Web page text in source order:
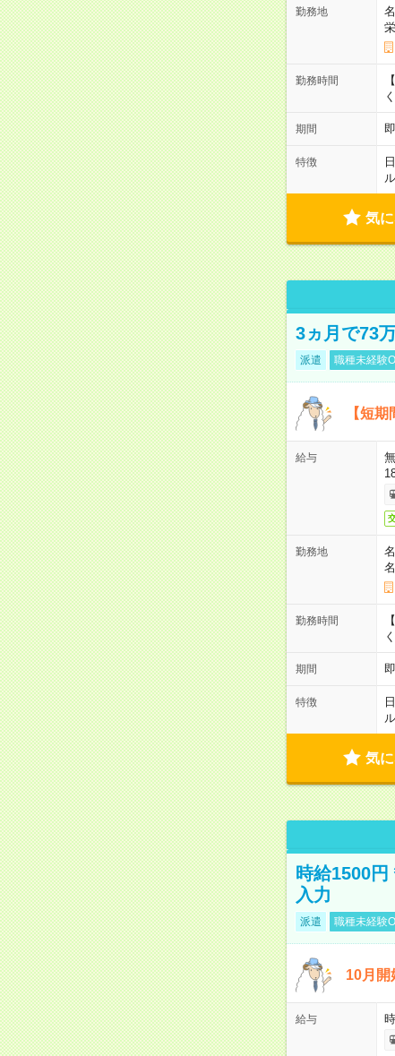
勤務地
勤務時間
期間
特徴
気に
3ヵ月で73
派遣 職種未経験
【短
給与
勤務地
勤務時間
期間
特徴
気に
時給1500円
入力
派遣 職種未経験
10月開
給与